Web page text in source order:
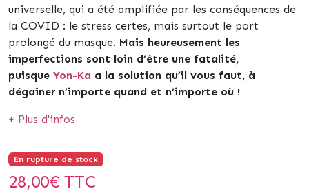
universelle, qui a été amplifiée par les conséquences de
la COVID : le stress certes, mais surtout le port
prolongé du masque. Mais heureusement les
imperfections sont loin d’être une fatalité,
puisque Yon-Ka a la solution qu’il vous faut, à
dégainer n’importe quand et n’importe où !
+ Plus d'infos
En rupture de stock
28,00€ TTC